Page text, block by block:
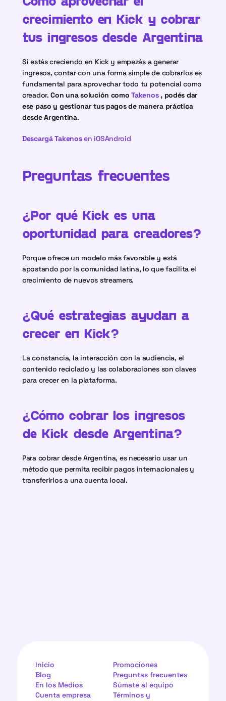
crecimiento en Kick y cobrar
tus ingresos desde Argentina
Si estás creciendo en Kick y empezás a generar
ingresos, contar con una forma simple de cobrarlos es
fundamental para aprovechar todo tu potencial como
creador. Con una solución como Takenos , podés dar
ese paso y gestionar tus pagos de manera práctica
desde Argentina.
Descargá Takenos en iOSAndroid
Preguntas frecuentes
¿Por qué Kick es una
oportunidad para creadores?
Porque ofrece un modelo más favorable y está
apostando por la comunidad latina, lo que facilita el
crecimiento de nuevos streamers.
¿Qué estrategias ayudan a
crecer en Kick?
La constancia, la interacción con la audiencia, el
contenido reciclado y las colaboraciones son claves
para crecer en la plataforma.
¿Cómo cobrar los ingresos
de Kick desde Argentina?
Para cobrar desde Argentina, es necesario usar un
método que permita recibir pagos internacionales y
transferirlos a una cuenta local.
Inicio
Blog
En los Medios
Cuenta empresa
Promociones
Preguntas frecuentes
Súmate al equipo
Términos y